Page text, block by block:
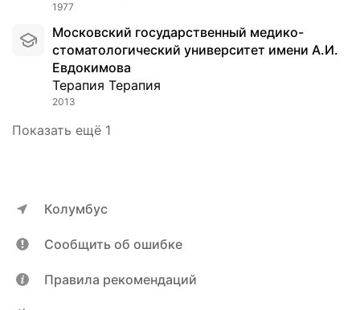
1977
Московский государственный медико-
стоматологический университет имени А.И.
Евдокимова
Терапия Терапия
2013
Показать ещё 1
Колумбус
Сообщить об ошибке
Правила рекомендаций